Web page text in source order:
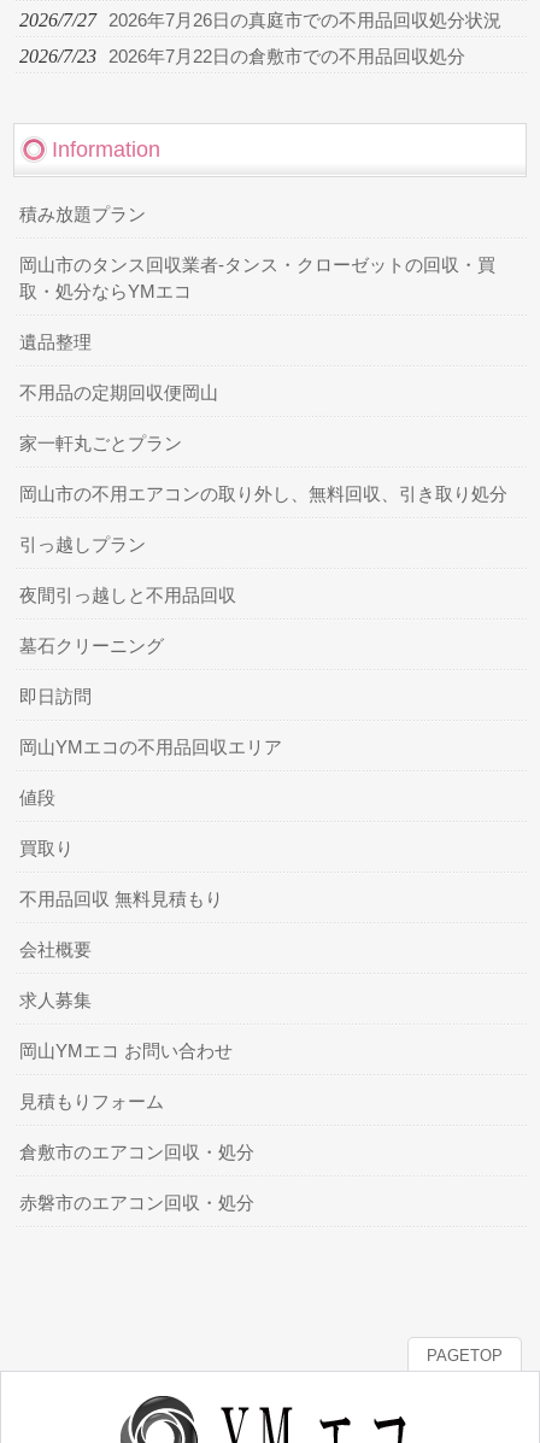
2026/7/27 2026年7月26日の真庭市での不用品回収処分状況
2026/7/23 2026年7月22日の倉敷市での不用品回収処分
Information
積み放題プラン
岡山市のタンス回収業者-タンス・クローゼットの回収・買
取・処分ならYMエコ
遺品整理
不用品の定期回収便岡山
家一軒丸ごとプラン
岡山市の不用エアコンの取り外し、無料回収、引き取り処分
引っ越しプラン
夜間引っ越しと不用品回収
墓石クリーニング
即日訪問
岡山YMエコの不用品回収エリア
値段
買取り
不用品回収 無料見積もり
会社概要
求人募集
岡山YMエコ お問い合わせ
見積もりフォーム
倉敷市のエアコン回収・処分
赤磐市のエアコン回収・処分
PAGETOP